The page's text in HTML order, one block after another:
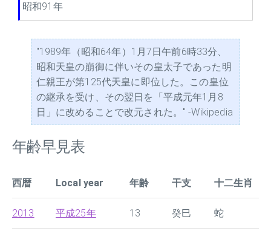
昭和91年
"1989年（昭和64年）1月7日午前6時33分、
昭和天皇の崩御に伴いその皇太子であった明
仁親王が第125代天皇に即位した。この皇位
の継承を受け、その翌日を「平成元年1月8
日」に改めることで改元された。" -Wikipedia
年齢早見表
西暦 Local year 年齢 干支 十二生肖
2013 平成25年 13 癸巳 蛇